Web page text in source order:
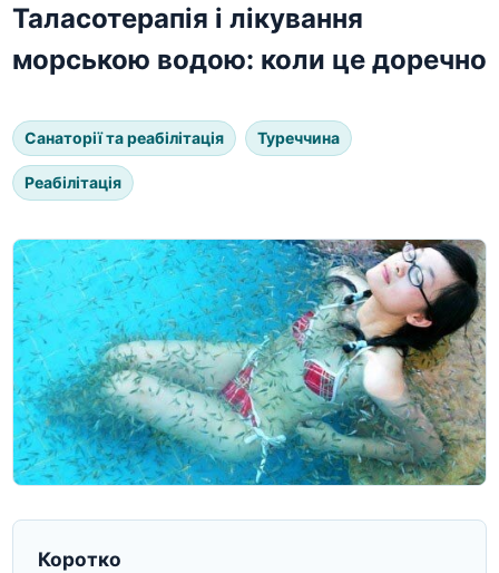
Таласотерапія і лікування
морською водою: коли це доречно
Санаторії та реабілітація Туреччина
Реабілітація
Коротко